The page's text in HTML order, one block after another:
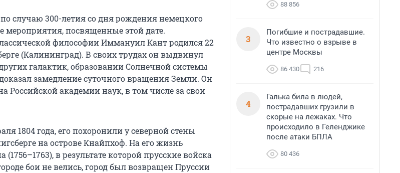
случаю 300-летия со дня рождения немецкого
мероприятия, посвященные этой дате.
философии Иммануил Кант родился 22
(Калининград). В своих трудах он выдвинул
галактик, образовании Солнечной системы
замедление суточного вращения Земли. Он
Российской академии наук, в том числе за свои
1804 года, его похоронили у северной стены
на острове Кнайпхоф. На его жизнь
в результате которой прусские войска
бои не велись, город был возвращен Пруссии
88 856
3
Погибшие и пострадавшие.
Что известно о взрыве в
центре Москвы
86 430 216
4
Галька била в людей,
пострадавших грузили в
скорые на лежаках. Что
происходило в Геленджике
после атаки БПЛА
80 436